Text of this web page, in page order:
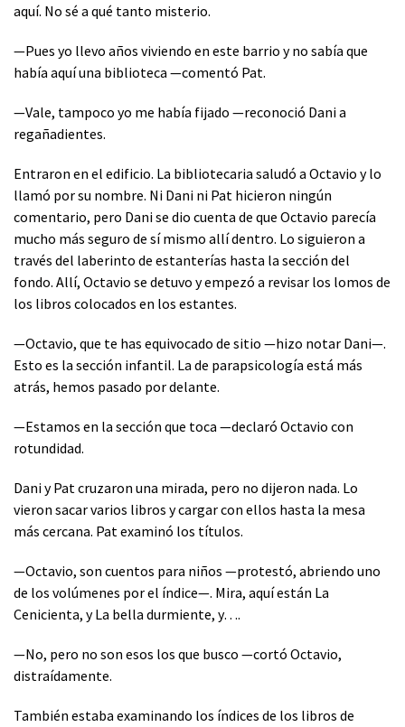
aquí. No sé a qué tanto misterio.
—Pues yo llevo años viviendo en este barrio y no sabía que
había aquí una biblioteca —comentó Pat.
—Vale, tampoco yo me había fijado —reconoció Dani a
regañadientes.
Entraron en el edificio. La bibliotecaria saludó a Octavio y lo
llamó por su nombre. Ni Dani ni Pat hicieron ningún
comentario, pero Dani se dio cuenta de que Octavio parecía
mucho más seguro de sí mismo allí dentro. Lo siguieron a
través del laberinto de estanterías hasta la sección del
fondo. Allí, Octavio se detuvo y empezó a revisar los lomos de
los libros colocados en los estantes.
—Octavio, que te has equivocado de sitio —hizo notar Dani—.
Esto es la sección infantil. La de parapsicología está más
atrás, hemos pasado por delante.
—Estamos en la sección que toca —declaró Octavio con
rotundidad.
Dani y Pat cruzaron una mirada, pero no dijeron nada. Lo
vieron sacar varios libros y cargar con ellos hasta la mesa
más cercana. Pat examinó los títulos.
—Octavio, son cuentos para niños —protestó, abriendo uno
de los volúmenes por el índice—. Mira, aquí están La
Cenicienta, y La bella durmiente, y….
—No, pero no son esos los que busco —cortó Octavio,
distraídamente.
También estaba examinando los índices de los libros de